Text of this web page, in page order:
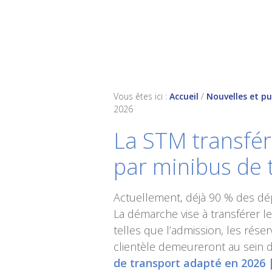
Vous êtes ici : Accueil / Nouvelles et
2026
La STM
par minibus
Actuellement, déjà 90 % des
La démarche vise à transférer
telles que l’admission, les
clientèle demeureront au sein
de transport adapté en